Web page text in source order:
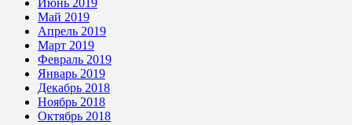
Июнь 2019
Май 2019
Апрель 2019
Март 2019
Февраль 2019
Январь 2019
Декабрь 2018
Ноябрь 2018
Октябрь 2018